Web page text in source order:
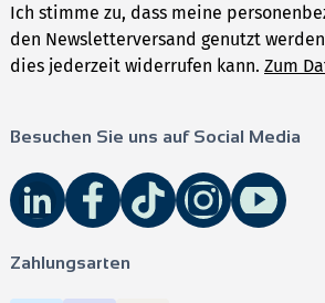
Ich stimme zu, dass meine
den Newsletterversand genutzt
dies jederzeit widerrufen kann. Zum
Besuchen Sie uns auf Social Media
Zahlungsarten